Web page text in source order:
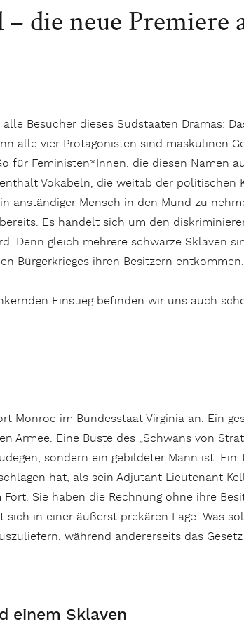
die neue Premiere
Besucher dieses Südstaaten Dramas:
alle vier Protagonisten sind maskulinen
für Feministen*Innen, die diesen Namen
Vokabeln, die weitab der politischen
anständiger Mensch in den Mund zu
Es handelt sich um den
Denn gleich mehrere schwarze Sklaven
Bürgerkrieges ihren Besitzern entkommen.
Einstieg befinden wir uns auch
Monroe im Bundesstaat Virginia an. Ein
Eine Büste des „Schwans von
sondern ein gebildeter Mann ist. Ein
hat, als sein Adjutant Lieutenant
Sie haben die Rechnung ohne ihre
in einer äußerst prekären Lage. Was
während andererseits das
einem Sklaven